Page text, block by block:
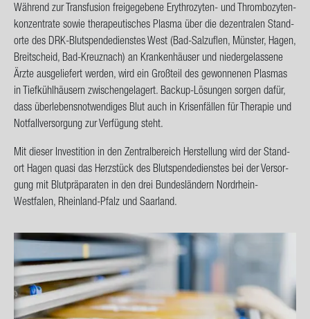
Wäh­rend zur Trans­fu­si­on frei­ge­ge­be­ne Erythrozyten-​ und Throm­bo­zy­ten­
kon­zen­tra­te sowie the­ra­peu­ti­sches Plas­ma über die de­zen­tra­len Stand­
or­te des DRK-​Blutspendedienstes West (Bad-​Salzuflen, Müns­ter, Hagen,
Breit­scheid, Bad-​Kreuznach) an Kran­ken­häu­ser und nie­der­ge­las­se­ne
Ärzte aus­ge­lie­fert wer­den, wird ein Groß­teil des ge­won­ne­nen Plas­mas
in Tief­kühl­häu­sern zwi­schen­ge­la­gert. Backup-​Lösungen sor­gen dafür,
dass über­le­bens­not­wen­di­ges Blut auch in Kri­sen­fäl­len für The­ra­pie und
Not­fall­ver­sor­gung zur Ver­fü­gung steht.
Mit die­ser In­ves­ti­ti­on in den Zen­tral­be­reich Her­stel­lung wird der Stand­
ort Hagen quasi das Herz­stück des Blut­spen­de­diens­tes bei der Ver­sor­
gung mit Blut­prä­pa­ra­ten in den drei Bun­des­län­dern Nordrhein-​
Westfalen, Rheinland-​Pfalz und Saar­land.